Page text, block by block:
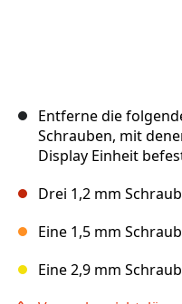
Entferne die
Schrauben, mit
Display Einheit
Drei 1,2 mm
Eine 1,5 mm
Eine 2,9 mm